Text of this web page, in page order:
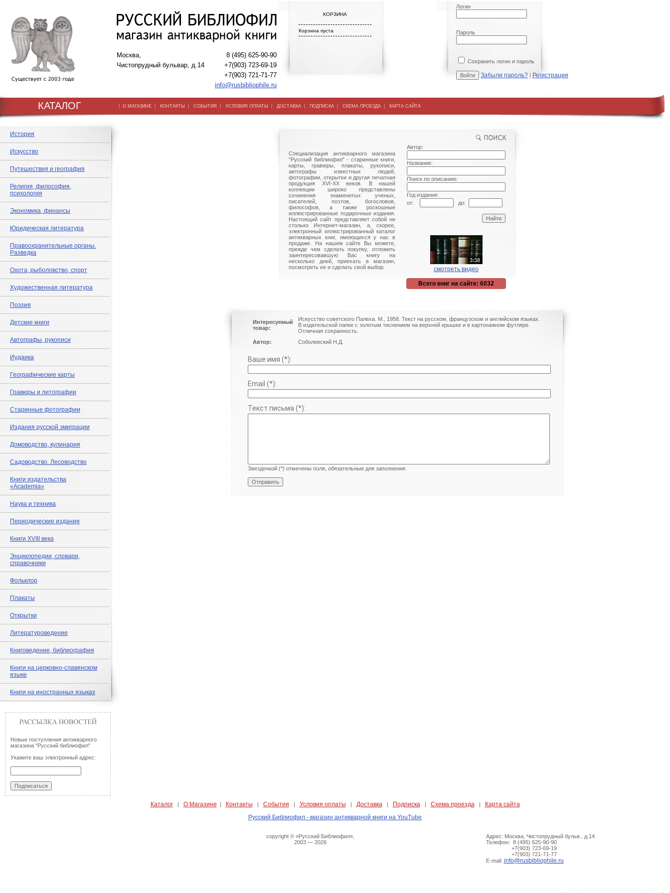
Москва,
Чистопрудный бульвар, д.14
8 (495) 625-90-90
+7(903) 723-69-19
+7(903) 721-71-77
info@rusbibliophile.ru
КОРЗИНА
Корзина пуста
Логин
Пароль
Сохранить логин и пароль
Забыли пароль? | Регистрация
КАТАЛОГ | О МАГАЗИНЕ | КОНТАКТЫ | СОБЫТИЯ | УСЛОВИЯ ОПЛАТЫ | ДОСТАВКА | ПОДПИСКА | СХЕМА ПРОЕЗДА | КАРТА САЙТА
История
Искусство
Путешествия и география
Религия, философия,
психология
Экономика, финансы
Юридическая литература
Правоохранительные органы.
Разведка
Охота, рыболовство, спорт
Художественная литература
Поэзия
Детские книги
Автографы, рукописи
Иудаика
Географические карты
Гравюры и литографии
Старинные фотографии
Издания русской эмиграции
Домоводство, кулинария
Садоводство. Лесоводство
Книги издательства
«Academia»
Наука и техника
Периодические издания
Книги XVIII века
Энциклопедии, словари,
справочники
Фольклор
Плакаты
Открытки
Литературоведение
Книговедение, библиография
Книги на церковно-славянском
языке
Книги на иностранных языках
Новые поступления антикварного
магазина "Русский библиофил"
Укажите ваш электронный адрес:
Специализация антикварного магазина
"Русский библиофил" - старинные книги,
карты, гравюры, плакаты, рукописи,
автографы известных людей,
фотографии, открытки и другая печатная
продукция XVI-XX веков. В нашей
коллекции широко представлены
сочинения знаменитых ученых,
писателей, поэтов, богословов,
философов, а также роскошные
иллюстрированные подарочные издания.
Настоящий сайт представляет собой не
столько Интернет-магазин, а, скорее,
электронный иллюстрированный каталог
антикварных книг, имеющихся у нас в
продаже. На нашем сайте Вы можете,
прежде чем сделать покупку, отложить
заинтересовавшую Вас книгу на
несколько дней, приехать в магазин,
посмотреть ее и сделать свой выбор.
Автор:
Название:
Поиск по описанию:
Год издания:
от:
до:
смотреть видео
Всего книг на сайте: 6032
Интересуемый
товар:
Искусство советского Палеха. М., 1958. Текст на русском, французском и английском языках.
В издательской папке с золотым тиснением на верхней крышке и в картонажном футляре.
Отличная сохранность.
Автор:
Соболевский Н.Д.
Ваше имя (*):
Email (*):
Текст письма (*):
Звездочкой (*) отмечены поля, обязательные для заполнения.
Каталог| О Магазине | Контакты | События | Условия оплаты | Доставка | Подписка | Схема проезда |
Карта сайта
Русский Библиофил - магазин антикварной книги на YouTube
copyright © «Русский Библиофил»,
2003 — 2026
Адрес: Москва, Чистопрудный бульв., д.14
Телефон: 8 (495) 625-90-90
+7(903) 723-69-19
+7(903) 721-71-77
E-mail: info@rusbibliophile.ru